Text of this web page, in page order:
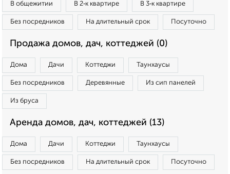
В общежитии В 2‑к квартире В 3‑к квартире
Без посредников На длительный срок Посуточно
Продажа домов, дач, коттеджей (0)
Дома Дачи Коттеджи Таунхаусы
Без посредников Деревянные Из сип панелей
Из бруса
Аренда домов, дач, коттеджей (13)
Дома Дачи Коттеджи Таунхаусы
Без посредников На длительный срок Посуточно